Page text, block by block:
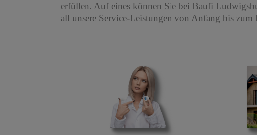
erfüllen. Auf eines können Sie bei Baufi
all unsere Service-Leistungen von Anfang bis zum